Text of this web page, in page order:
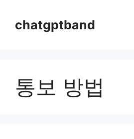
chatgptband
통보 방법